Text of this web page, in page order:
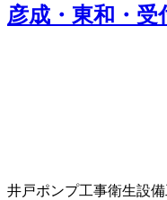
彦成・東和・受
井戸ポンプ工事衛生設